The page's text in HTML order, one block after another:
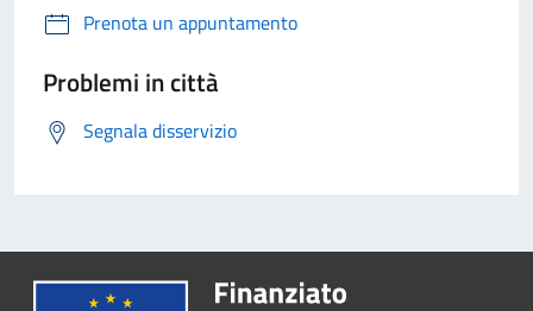
Prenota un appuntamento
Problemi in città
Segnala disservizio